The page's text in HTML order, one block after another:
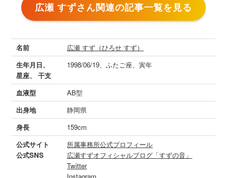
広瀬 すずさん関連の記事一覧を見る
名前
広瀬 すず（ひろせ すず）
生年月日、
星座、 干支
1998/06/19、ふたご座、寅年
血液型
AB型
出身地
静岡県
身長
159cm
公式サイト
公式SNS
所属事務所公式プロフィール
広瀬すずオフィシャルブログ「すずの音」
Twitter